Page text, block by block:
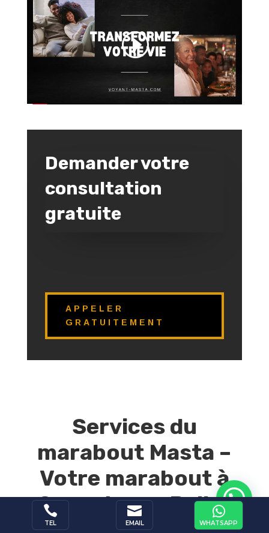
Demander votre
consultation
gratuite
APPELER
GRATUITEMENT
Services du
marabout Masta –
Votre marabout à
Capesterre-Belle-

TEL

EMAIL

WHATSAPP